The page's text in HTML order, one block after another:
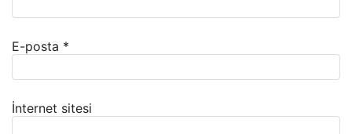
E-posta *
İnternet sitesi